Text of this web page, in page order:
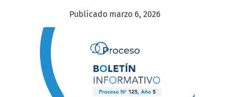
Publicado marzo 6, 2026